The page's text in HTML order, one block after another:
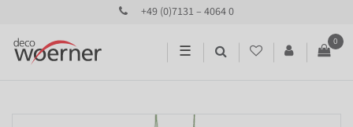
+49 (0)7131 – 4064 0
☰
0